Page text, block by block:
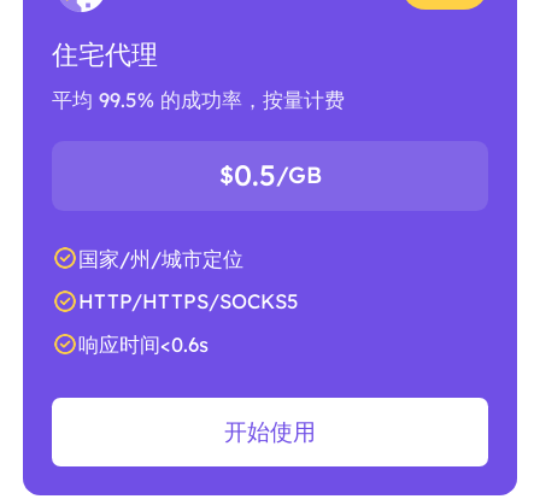
住宅代理
平均 99.5% 的成功率，按量计费
$0.5/GB
国家/州/城市定位
HTTP/HTTPS/SOCKS5
响应时间<0.6s
开始使用